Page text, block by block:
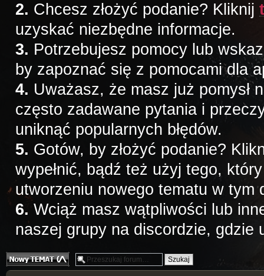
2. Chcesz złożyć podanie? Kliknij
uzyskać niezbędne informacje.
3. Potrzebujesz pomocy lub
by zapoznać się z pomocami dla
4. Uważasz, że masz już pomysł
często zadawane pytania i
uniknąć popularnych błędów.
5. Gotów, by złożyć podanie?
wypełnić, bądź też użyj tego,
utworzeniu nowego tematu w tym
6. Wciąż masz wątpliwości lub
naszej grupy na discordzie, gdzie
Nowy temat